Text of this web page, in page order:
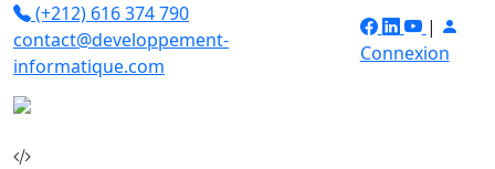
(+212) 616 374 790
contact@developpement-
informatique.com
|
Connexion